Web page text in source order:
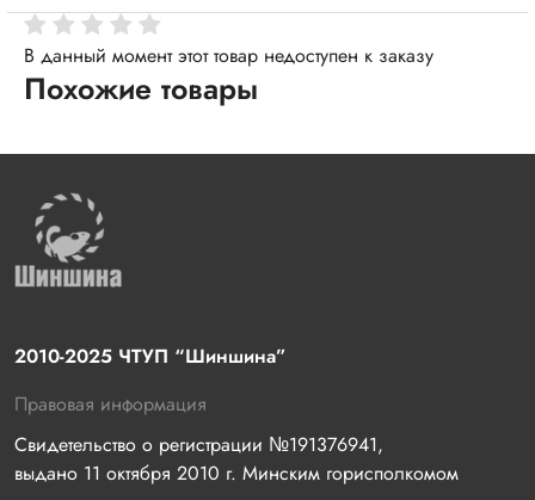
В данный момент этот товар недоступен к заказу
Похожие товары
2010-2025 ЧТУП “Шиншина”
Правовая информация
Свидетельство о регистрации №191376941,
выдано 11 октября 2010 г. Минским горисполкомом